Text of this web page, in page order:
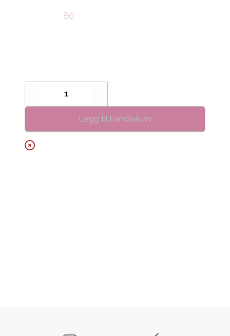
86
Decrease
Legg til handlekurv